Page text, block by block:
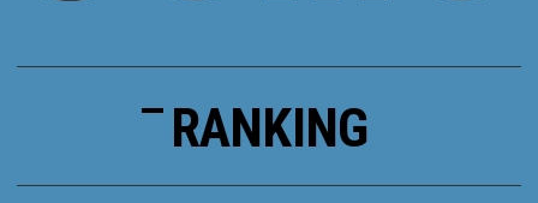
RANKING